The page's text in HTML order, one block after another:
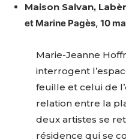
Maison Salvan,
et Marine Pagès, 10
Marie-Jeanne
interrogent
feuille et celui de
relation entre la
deux artistes se
résidence qui se